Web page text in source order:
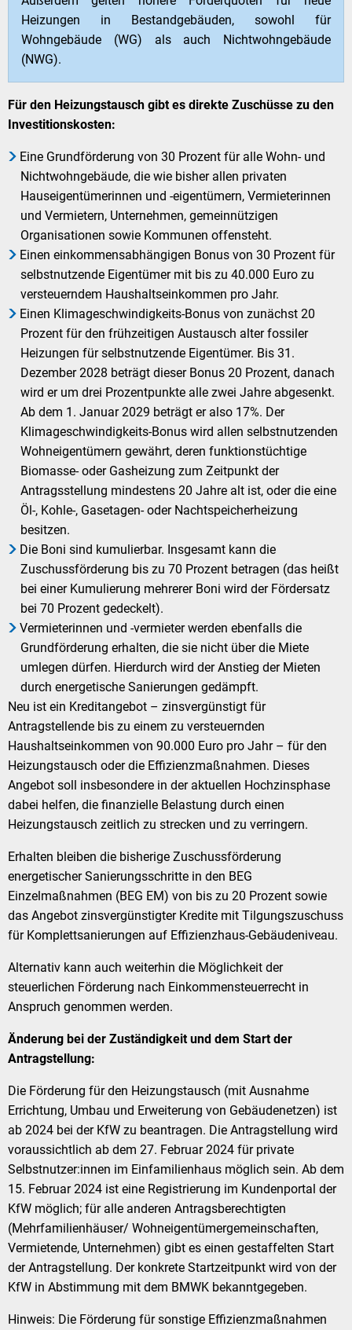
Heizungen in Bestandgebäuden, sowohl für
Wohngebäude (WG) als auch Nichtwohngebäude
(NWG).
Für den Heizungstausch gibt es direkte Zuschüsse zu den
Investitionskosten:
Eine Grundförderung von 30 Prozent für alle Wohn- und
Nichtwohngebäude, die wie bisher allen privaten
Hauseigentümerinnen und -eigentümern, Vermieterinnen
und Vermietern, Unternehmen, gemeinnützigen
Organisationen sowie Kommunen offensteht.
Einen einkommensabhängigen Bonus von 30 Prozent für
selbstnutzende Eigentümer mit bis zu 40.000 Euro zu
versteuerndem Haushaltseinkommen pro Jahr.
Einen Klimageschwindigkeits-Bonus von zunächst 20
Prozent für den frühzeitigen Austausch alter fossiler
Heizungen für selbstnutzende Eigentümer. Bis 31.
Dezember 2028 beträgt dieser Bonus 20 Prozent, danach
wird er um drei Prozentpunkte alle zwei Jahre abgesenkt.
Ab dem 1. Januar 2029 beträgt er also 17%. Der
Klimageschwindigkeits-Bonus wird allen selbstnutzenden
Wohneigentümern gewährt, deren funktionstüchtige
Biomasse- oder Gasheizung zum Zeitpunkt der
Antragsstellung mindestens 20 Jahre alt ist, oder die eine
Öl-, Kohle-, Gasetagen- oder Nachtspeicherheizung
besitzen.
Die Boni sind kumulierbar. Insgesamt kann die
Zuschussförderung bis zu 70 Prozent betragen (das heißt
bei einer Kumulierung mehrerer Boni wird der Fördersatz
bei 70 Prozent gedeckelt).
Vermieterinnen und -vermieter werden ebenfalls die
Grundförderung erhalten, die sie nicht über die Miete
umlegen dürfen. Hierdurch wird der Anstieg der Mieten
durch energetische Sanierungen gedämpft.
Neu ist ein Kreditangebot – zinsvergünstigt für
Antragstellende bis zu einem zu versteuernden
Haushaltseinkommen von 90.000 Euro pro Jahr – für den
Heizungstausch oder die Effizienzmaßnahmen. Dieses
Angebot soll insbesondere in der aktuellen Hochzinsphase
dabei helfen, die finanzielle Belastung durch einen
Heizungstausch zeitlich zu strecken und zu verringern.
Erhalten bleiben die bisherige Zuschussförderung
energetischer Sanierungsschritte in den BEG
Einzelmaßnahmen (BEG EM) von bis zu 20 Prozent sowie
das Angebot zinsvergünstigter Kredite mit Tilgungszuschuss
für Komplettsanierungen auf Effizienzhaus-Gebäudeniveau.
Alternativ kann auch weiterhin die Möglichkeit der
steuerlichen Förderung nach Einkommensteuerrecht in
Anspruch genommen werden.
Änderung bei der Zuständigkeit und dem Start der
Antragstellung:
Die Förderung für den Heizungstausch (mit Ausnahme
Errichtung, Umbau und Erweiterung von Gebäudenetzen) ist
ab 2024 bei der KfW zu beantragen. Die Antragstellung wird
voraussichtlich ab dem 27. Februar 2024 für private
Selbstnutzer:innen im Einfamilienhaus möglich sein. Ab dem
15. Februar 2024 ist eine Registrierung im Kundenportal der
KfW möglich; für alle anderen Antragsberechtigten
(Mehrfamilienhäuser/ Wohneigentümergemeinschaften,
Vermietende, Unternehmen) gibt es einen gestaffelten Start
der Antragstellung. Der konkrete Startzeitpunkt wird von der
KfW in Abstimmung mit dem BMWK bekanntgegeben.
Hinweis: Die Förderung für sonstige Effizienzmaßnahmen